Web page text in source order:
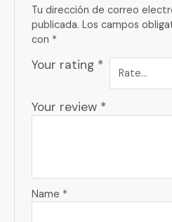
Tu dirección de correo
publicada. Los campos
con *
Your rating *
Your review *
Name *